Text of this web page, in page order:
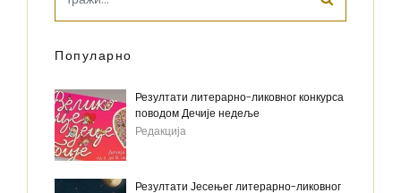
Популарно
Резултати литерарно-ликовног конкурса
поводом Дечије недеље
Редакција
Резултати Јесењег литерарно-ликовног